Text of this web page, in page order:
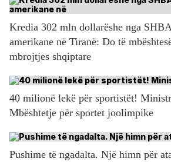
Kredia 302 mln dollarëshe nga
amerikane në Tiranë: Do të
mbrojtjes shqiptare
40 milionë lekë për sportistët!
Mbështetje për sportet joolimpike
Pushime të ngadalta. Një himn për